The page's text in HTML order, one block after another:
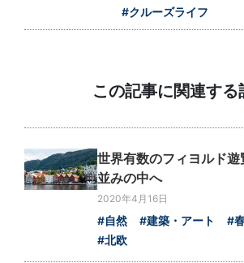
#クルーズライフ
この記事に関連する
世界有数のフィヨルド
並みの中へ
2020年4月16日
#自然 #建築・アート
#
#北欧